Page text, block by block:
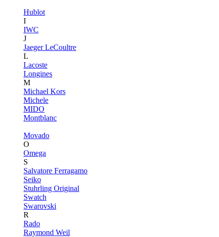
Hublot
I
IWC
J
Jaeger LeCoultre
L
Lacoste
Longines
M
Michael Kors
Michele
MIDO
Montblanc
Movado
O
Omega
S
Salvatore Ferragamo
Seiko
Stuhrling Original
Swatch
Swarovski
R
Rado
Raymond Weil